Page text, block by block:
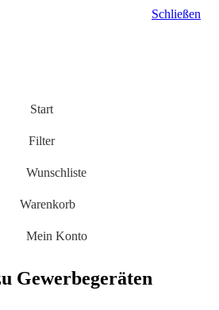
Schließen
Start
Filter
Wunschliste
Warenkorb
Mein Konto
Gewerbegeräten